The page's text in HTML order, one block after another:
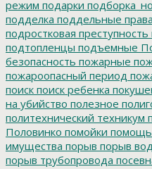
режим подарки
подделка поддельные права
подростковая преступность
подтопленцы подъемные
безопасность пожарные
пожароопасный период
поиск поиск ребенка
на убийство полезное
политехнический техникум
Половинко помойки помощь
имущества порыв порыв
порыв трубопровода